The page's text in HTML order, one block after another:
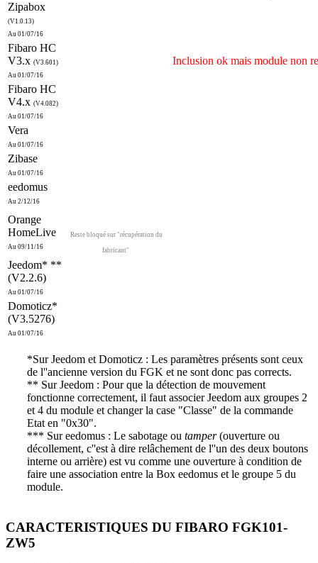
Zipabox
(V1.0.13)
Au 01/07/16
Fibaro HC
V3.x (V3.601)
Au 01/07/16
Inclusion ok mais module non
Fibaro HC
V4.x (V4.082)
Au 01/07/16
Vera
Au 01/07/16
Zibase
Au 01/07/16
eedomus
Au 2/12/16
Orange
HomeLive
Au 09/11/16
Reste bloqué sur "récupération du
fabricant"
Jeedom* **
(V2.2.6)
Au 01/07/16
Domoticz*
(V3.5276)
Au 01/07/16
*SurJeedom et Domoticz : Les paramètres présents sont ceux
de l''ancienne version du FGK et ne sont donc pas corrects.
** SurJeedom : Pour que la détection de mouvement
fonctionne correctement, il faut associer Jeedom aux groupes 2
et 4 du module et changer la case "Classe" de la commande
Etat en "0x30".
*** Sureedomus : Le sabotage ou tamper(ouverture ou
décollement, c''est à dire relâchement de l''un des deux boutons
interne ou arrière) est vu comme une ouverture à condition de
faire une association entre la Box eedomus et le groupe 5 du
module.
CARACTERISTIQUES DU FIBARO FGK101-
ZW5